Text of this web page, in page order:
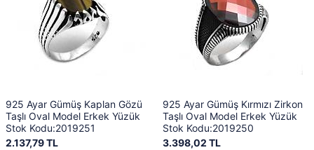
925 Ayar Gümüş Kaplan Gözü
Taşlı Oval Model Erkek Yüzük
Stok Kodu:2019251
2.137,79 TL
925 Ayar Gümüş Kırmızı Zirkon
Taşlı Oval Model Erkek Yüzük
Stok Kodu:2019250
3.398,02 TL